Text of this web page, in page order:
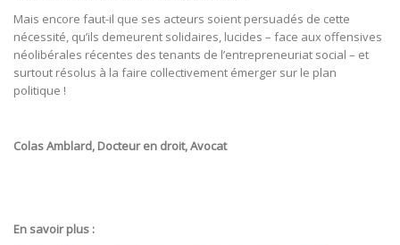
Mais encore faut-il que ses acteurs soient persuadés de cette
nécessité, qu’ils demeurent solidaires, lucides – face aux offensives
néolibérales récentes des tenants de l’entrepreneuriat social – et
surtout résolus à la faire collectivement émerger sur le plan
politique !
Colas Amblard, Docteur en droit, Avocat
En savoir plus :